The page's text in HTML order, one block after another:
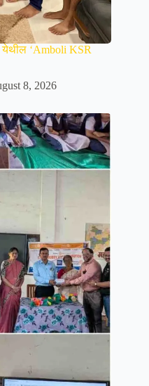
येथील ‘Amboli KSR
8, 2026